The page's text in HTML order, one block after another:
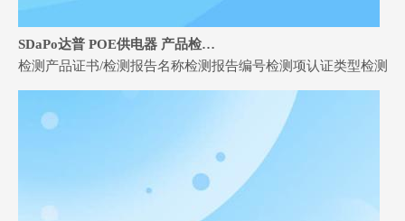
检测产品证书/检测报告名称检测报告编号检测项认证类型检测报